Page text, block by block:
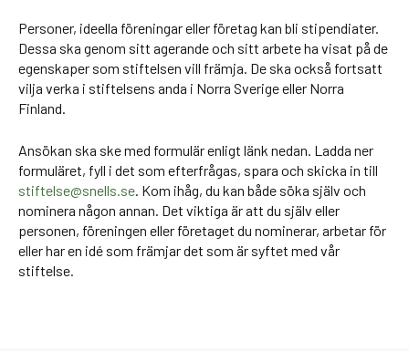
Personer, ideella föreningar eller företag kan bli stipendiater.
Dessa ska genom sitt agerande och sitt arbete ha visat på de
egenskaper som stiftelsen vill främja. De ska också fortsatt
vilja verka i stiftelsens anda i Norra Sverige eller Norra
Finland.
Ansökan ska ske med formulär enligt länk nedan. Ladda ner
formuläret, fyll i det som efterfrågas, spara och skicka in till
stiftelse@snells.se. Kom ihåg, du kan både söka själv och
nominera någon annan. Det viktiga är att du själv eller
personen, föreningen eller företaget du nominerar, arbetar för
eller har en idé som främjar det som är syftet med vår
stiftelse.